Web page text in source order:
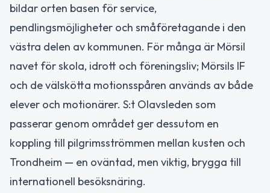
bildar orten basen för service,
pendlingsmöjligheter och småföretagande i den
västra delen av kommunen. För många är Mörsil
navet för skola, idrott och föreningsliv; Mörsils IF
och de välskötta motionsspåren används av både
elever och motionärer. S:t Olavsleden som
passerar genom området ger dessutom en
koppling till pilgrimsströmmen mellan kusten och
Trondheim — en oväntad, men viktig, brygga till
internationell besöksnäring.